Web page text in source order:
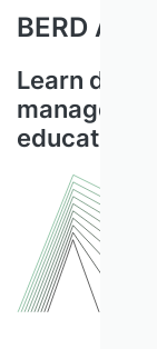
BERD
Learn data
educational